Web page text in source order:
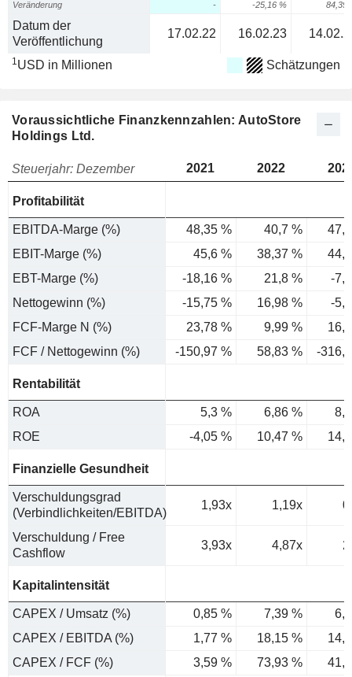
Veränderung - -25,16 % 84,39
Datum der
Veröffentlichung
17.02.22 16.02.23
1USD in Millionen Schätzungen
Voraussichtliche Finanzkennzahlen: AutoStore
Holdings Ltd.
Steuerjahr: Dezember 2021 2022
Profitabilität
EBITDA-Marge (%) 48,35 % 40,7 %
EBIT-Marge (%)
45,6 % 38,37 %
EBT-Marge (%)
-18,16 % 21,8 %
-
Nettogewinn (%)
-15,75 % 16,98 %
-
FCF-Marge N (%)
23,78 % 9,99 %
FCF / Nettogewinn (%)
-150,97 % 58,83 % -
Rentabilität
ROA 5,3 % 6,86 %
ROE
-4,05 % 10,47 %
Finanzielle Gesundheit
Verschuldungsgrad
(Verbindlichkeiten/EBITDA)
1,93x 1,19x
Verschuldung / Free
Cashflow
3,93x 4,87x
Kapitalintensität
CAPEX / Umsatz (%) 0,85 % 7,39 %
CAPEX / EBITDA (%)
1,77 % 18,15 %
CAPEX / FCF (%)
3,59 % 73,93 %